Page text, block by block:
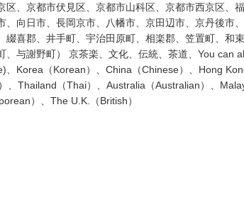
区、京都市伏見区、京都市山科区、京都市西京区、
、向日市、長岡京市、八幡市、京田辺市、京丹後市
綴喜郡、井手町、宇治田原町、相楽郡、笠置町、和
与謝野町）
京茶楽、文化、伝統、茶道、 You can
Korea （Korean）、 China （Chinese）、 Hong
）、 Thailand （Thai）、 Australia （Australian）、
）、 The U.K. （British）